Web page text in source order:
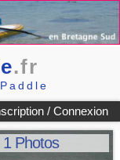
.fr
/ Connexion
1 Photos